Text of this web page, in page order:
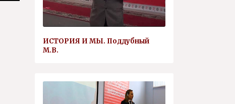
ИСТОРИЯ И МЫ. Поддубный
М.В.